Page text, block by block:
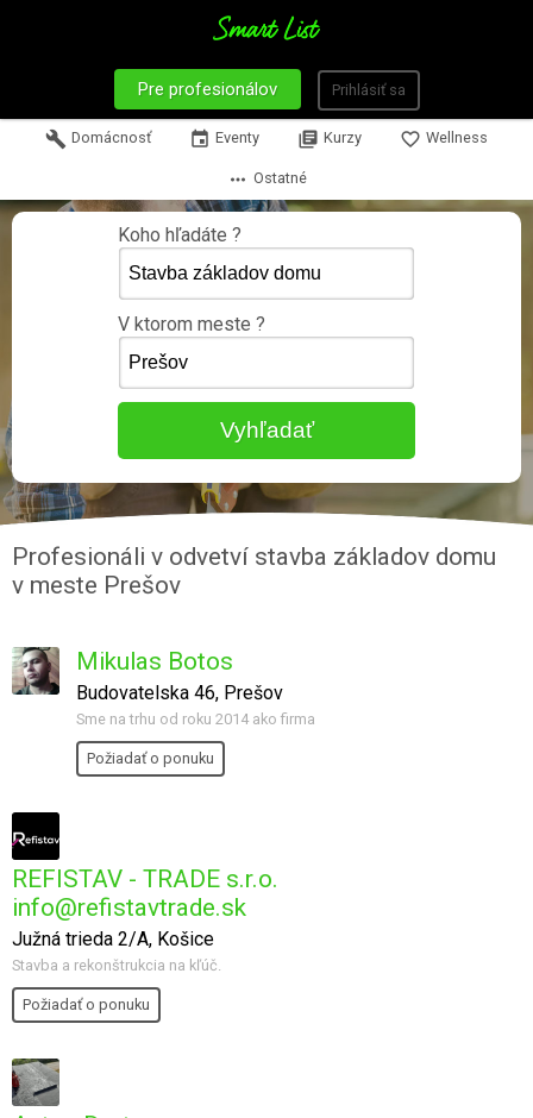
Pre profesionálov Prihlásiť sa
build Domácnosť event Eventy library_books Kurzy favorite_border Wellness
more_horiz Ostatné
Koho hľadáte ?
V ktorom meste ?
Profesionáli v odvetví stavba základov domu
v meste Prešov
Mikulas Botos
Budovatelska 46, Prešov
Sme na trhu od roku 2014 ako firma
Požiadať o ponuku
REFISTAV - TRADE s.r.o.
info@refistavtrade.sk
Južná trieda 2/A, Košice
Stavba a rekonštrukcia na kľúč.
Požiadať o ponuku